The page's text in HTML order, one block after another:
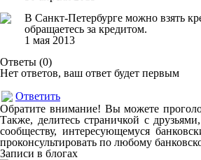
В Санкт-Петербурге можно взять
обращаетесь за кредитом.
1 мая 2013
Ответы (0)
Нет ответов, ваш ответ будет первым
Ответить
Обратите внимание! Вы можете
Также, делитесь страничкой с
сообществу, интересующемуся
проконсультировать по любому
Записи в блогах